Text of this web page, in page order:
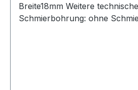
Breite18mm Weitere
Schmierbohrung: ohne